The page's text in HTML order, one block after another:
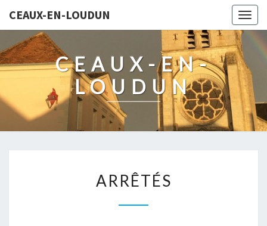
CEAUX-EN-LOUDUN
CEAUX-EN-
LOUDUN
ARRÊTÉS